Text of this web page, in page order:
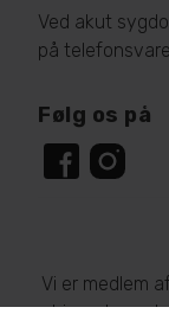
Ved akut
på
Følg os på
Vi er medlem
hinandens